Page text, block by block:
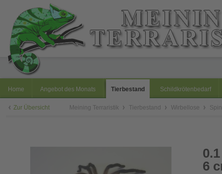
Home Angebot des Monats Tierbestand Schildkrötenbedarf
Zur Übersicht Meining Terraristik Tierbestand Wirbellose
6